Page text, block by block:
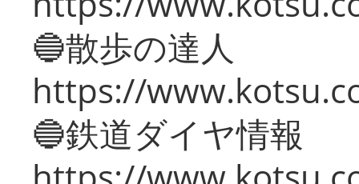
🔵散歩の達人
https://
🔵鉄道ダイヤ情報